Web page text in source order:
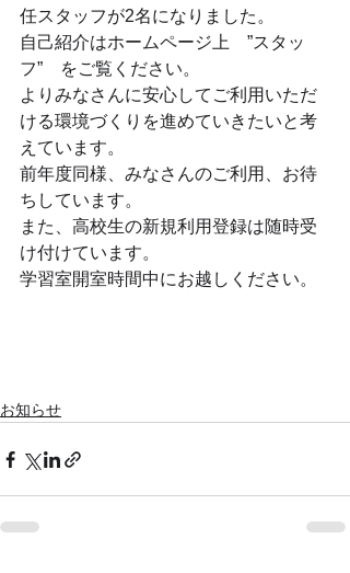
任スタッフが2名になりました。
自己紹介はホームページ上　”スタッ
フ”　をご覧ください。
よりみなさんに安心してご利用いただ
ける環境づくりを進めていきたいと考
えています。
前年度同様、みなさんのご利用、お待
ちしています。
また、高校生の新規利用登録は随時受
け付けています。
学習室開室時間中にお越しください。
お知らせ